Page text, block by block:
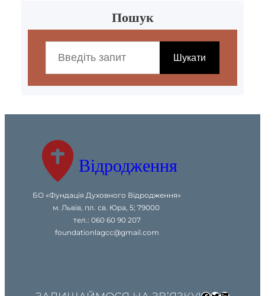
Пошук
c
Шукати
Відродження
БО «Фундація Духовного Відродження»
м. Львів, пл. св. Юра, 5; 79000
тел.: 060 60 90 207
foundationlagcc@gmail.com